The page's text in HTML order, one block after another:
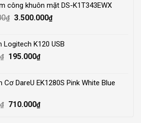
3.500.000₫.2.800.000₫.
công khuôn mặt DS-K1T343EWX
₫ Original
4.000.000₫.
3.500.000₫Current
3.500.000₫.
Logitech K120 USB
₫
Original
210.000₫.
195.000₫Current
195.000₫.
Cơ DareU EK1280S Pink White Blue
₫
Original
710.000₫Current